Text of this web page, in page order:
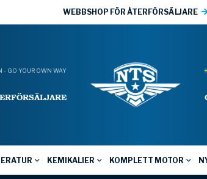
WEBBSHOP FÖR ÅTERFÖRSÄLJARE
- GO YOUR OWN WAY
KEMIKALIER KOMPLETT MOTOR